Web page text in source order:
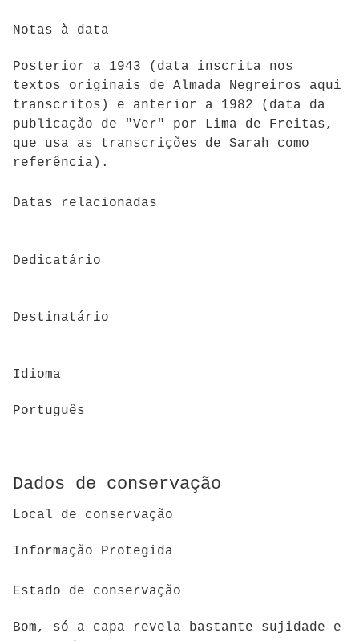
Notas à data
Posterior a 1943 (data inscrita nos
textos originais de Almada Negreiros aqui
transcritos) e anterior a 1982 (data da
publicação de "Ver" por Lima de Freitas,
que usa as transcrições de Sarah como
referência).
Datas relacionadas
Dedicatário
Destinatário
Idioma
Português
Dados de conservação
Local de conservação
Informação Protegida
Estado de conservação
Bom, só a capa revela bastante sujidade e